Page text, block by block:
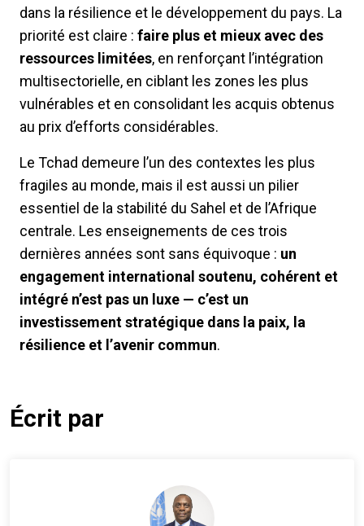
dans la résilience et le développement du pays. La
priorité est claire : faire plus et mieux avec des
ressources limitées, en renforçant l’intégration
multisectorielle, en ciblant les zones les plus
vulnérables et en consolidant les acquis obtenus
au prix d’efforts considérables.
Le Tchad demeure l’un des contextes les plus
fragiles au monde, mais il est aussi un pilier
essentiel de la stabilité du Sahel et de l’Afrique
centrale. Les enseignements de ces trois
dernières années sont sans équivoque : un
engagement international soutenu, cohérent et
intégré n’est pas un luxe — c’est un
investissement stratégique dans la paix, la
résilience et l’avenir commun.
Écrit par